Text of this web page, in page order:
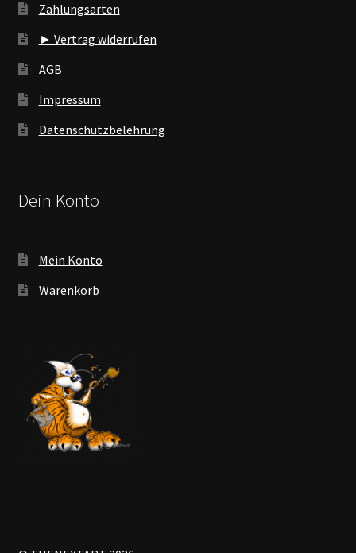
Zahlungsarten
► Vertrag widerrufen
AGB
Impressum
Datenschutzbelehrung
Dein Konto
Mein Konto
Warenkorb